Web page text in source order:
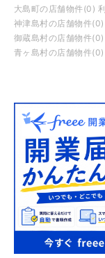
大島町の店舗物件(0)
神津島村の店舗物件(0)
御蔵島村の店舗物件(0)
青ヶ島村の店舗物件(0)